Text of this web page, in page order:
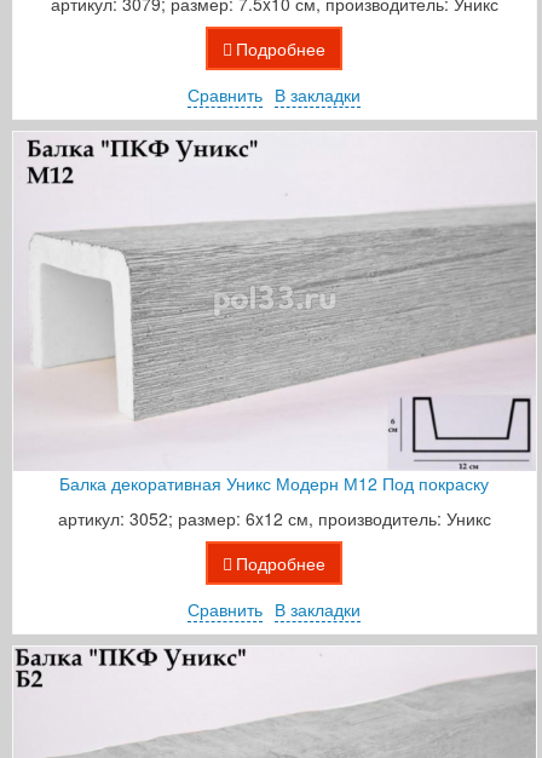
Подробнее
Сравнить В закладки
Балка декоративная Уникс Модерн М12 Под покраску
артикул: 3052; размер: 6x12 см, производитель: Уникс
Подробнее
Сравнить В закладки